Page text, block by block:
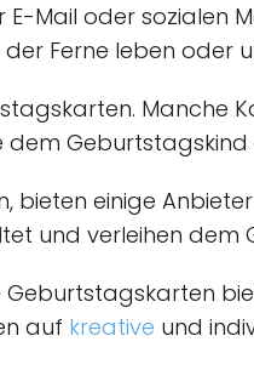
Mail oder sozialen
Ferne leben oder
Manche
dem
bieten einige
und verleihen dem
auf kreative und